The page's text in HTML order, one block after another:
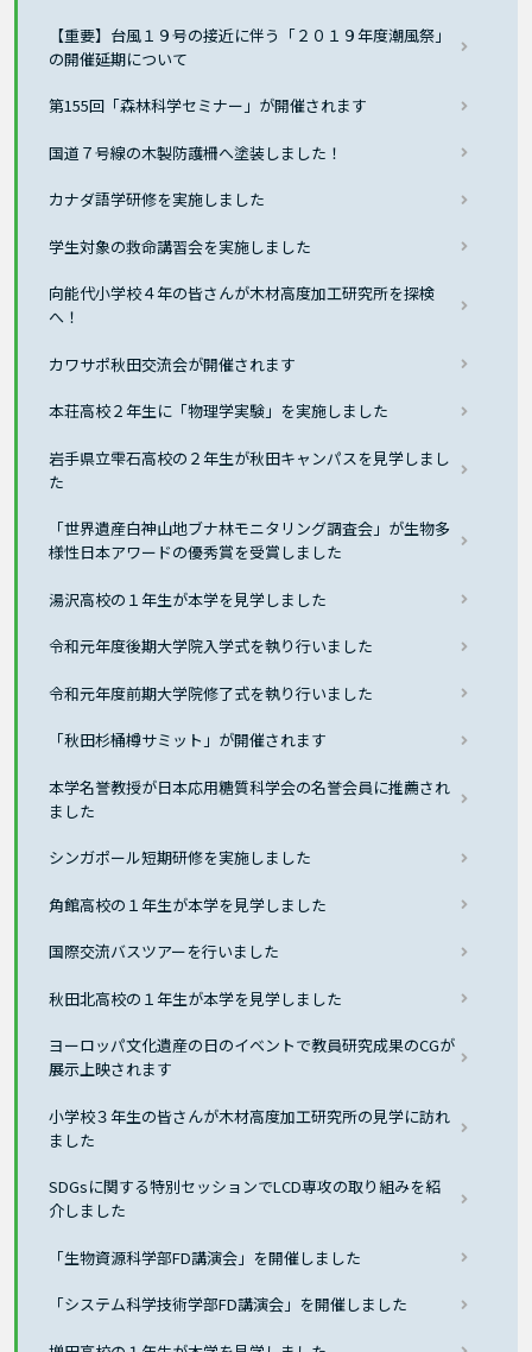
【重要】台風１９号の接近に伴う「２０１９年度潮風祭」
の開催延期について
第155回「森林科学セミナー」が開催されます
国道７号線の木製防護柵へ塗装しました！
カナダ語学研修を実施しました
学生対象の救命講習会を実施しました
向能代小学校４年の皆さんが木材高度加工研究所を探検
へ！
カワサポ秋田交流会が開催されます
本荘高校２年生に「物理学実験」を実施しました
岩手県立雫石高校の２年生が秋田キャンパスを見学しまし
た
「世界遺産白神山地ブナ林モニタリング調査会」が生物多
様性日本アワードの優秀賞を受賞しました
湯沢高校の１年生が本学を見学しました
令和元年度後期大学院入学式を執り行いました
令和元年度前期大学院修了式を執り行いました
「秋田杉桶樽サミット」が開催されます
本学名誉教授が日本応用糖質科学会の名誉会員に推薦され
ました
シンガポール短期研修を実施しました
角館高校の１年生が本学を見学しました
国際交流バスツアーを行いました
秋田北高校の１年生が本学を見学しました
ヨーロッパ文化遺産の日のイベントで教員研究成果のCGが
展示上映されます
小学校３年生の皆さんが木材高度加工研究所の見学に訪れ
ました
SDGsに関する特別セッションでLCD専攻の取り組みを紹
介しました
「生物資源科学部FD講演会」を開催しました
「システム科学技術学部FD講演会」を開催しました